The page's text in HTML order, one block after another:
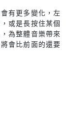
有更多變化，左
或是長按住某個
為整體音樂帶來
會比前面的還要